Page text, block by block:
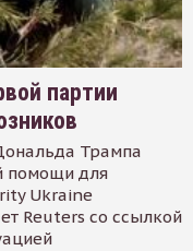
партии
Трампа
помощи для
Ukraine
Reuters со ссылкой